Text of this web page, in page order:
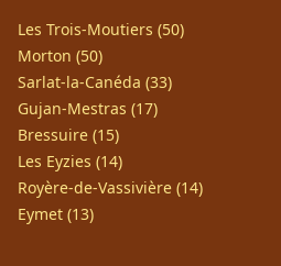
Les Trois-Moutiers (50)
Morton (50)
Sarlat-la-Canéda (33)
Gujan-Mestras (17)
Bressuire (15)
Les Eyzies (14)
Royère-de-Vassivière (14)
Eymet (13)